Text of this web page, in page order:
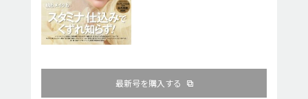
最新号を購入する